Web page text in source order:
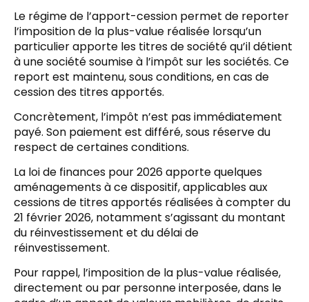
Le régime de l’apport-cession permet de reporter
l’imposition de la plus-value réalisée lorsqu’un
particulier apporte les titres de société qu’il détient
à une société soumise à l’impôt sur les sociétés. Ce
report est maintenu, sous conditions, en cas de
cession des titres apportés.
Concrètement, l’impôt n’est pas immédiatement
payé. Son paiement est différé, sous réserve du
respect de certaines conditions.
La loi de finances pour 2026 apporte quelques
aménagements à ce dispositif, applicables aux
cessions de titres apportés réalisées à compter du
21 février 2026, notamment s’agissant du montant
du réinvestissement et du délai de
réinvestissement.
Pour rappel, l’imposition de la plus-value réalisée,
directement ou par personne interposée, dans le